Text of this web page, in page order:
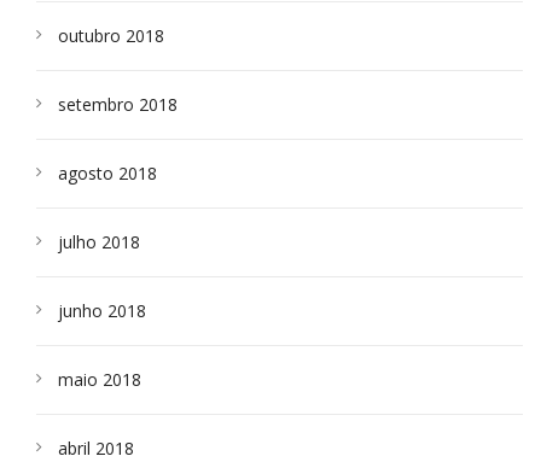
outubro 2018
setembro 2018
agosto 2018
julho 2018
junho 2018
maio 2018
abril 2018